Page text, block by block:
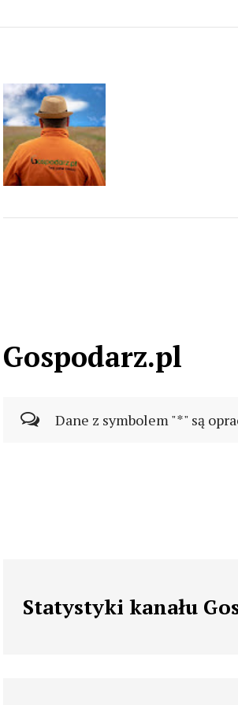
Gospodarz.pl
Dane z symbolem "*" są
Statystyki kanału